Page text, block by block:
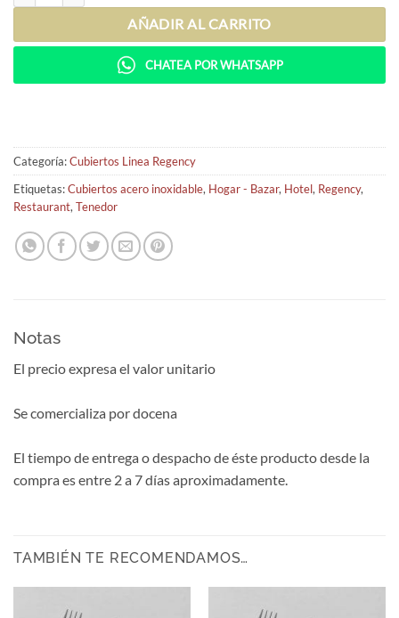
AÑADIR AL CARRITO
CHATEA POR WHATSAPP
Categoría:Cubiertos Linea Regency
Etiquetas:Cubiertos acero inoxidable, Hogar - Bazar, Hotel, Regency,
Restaurant, Tenedor
Notas
El precio expresa el valor unitario
Se comercializa por docena
El tiempo de entrega o despacho de éste producto desde la
compra es entre 2 a 7 días aproximadamente.
TAMBIÉN TE RECOMENDAMOS…